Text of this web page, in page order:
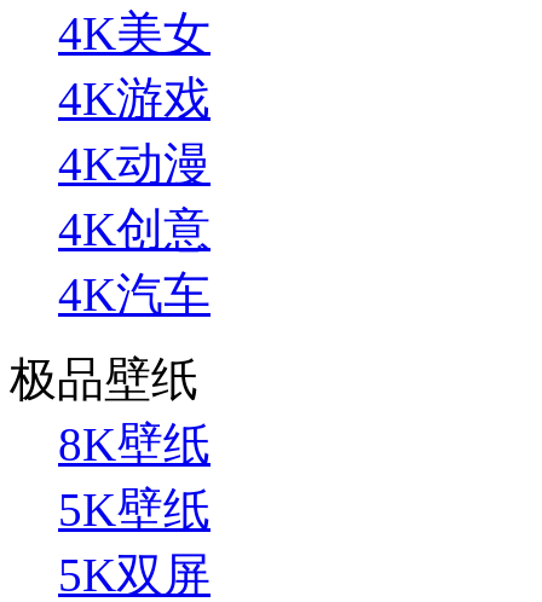
4K美女
4K游戏
4K动漫
4K创意
4K汽车
极品壁纸
8K壁纸
5K壁纸
5K双屏